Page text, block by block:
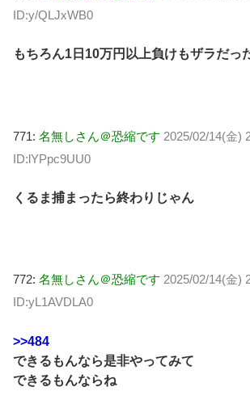
ID:y/QLJxWB0
もちろん1日10万円以上負けもザラだっ
771: 名無しさん＠恐縮です 2025/02/14(金)
ID:lYPpc9UU0
くるま捕まったら終わりじゃん
772: 名無しさん＠恐縮です 2025/02/14(金)
ID:yL1AVDLA0
>>484
できるもんなら是非やってみて
できるもんならね